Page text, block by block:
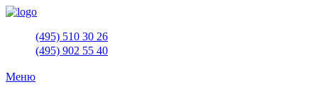
(495) 510 30 26
(495) 902 55 40
Меню